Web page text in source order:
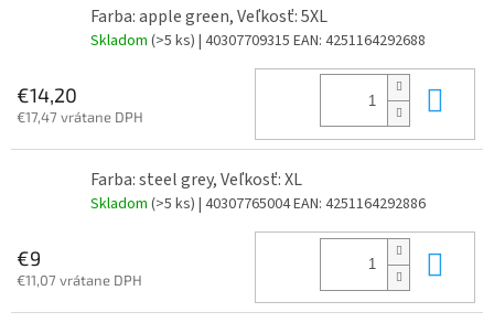
Farba: apple green, Veľkosť: 5XL
Skladom (>5 ks) | 40307709315 EAN: 4251164292688
€14,20
€17,47 vrátane DPH
Farba: steel grey, Veľkosť: XL
Skladom (>5 ks) | 40307765004EAN: 4251164292886
€9
€11,07 vrátane DPH